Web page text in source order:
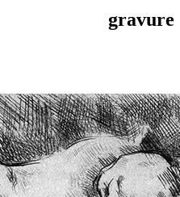
gravure